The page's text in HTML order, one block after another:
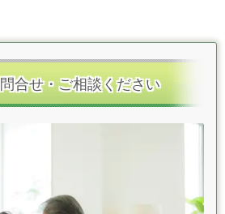
合せ・ご相談ください